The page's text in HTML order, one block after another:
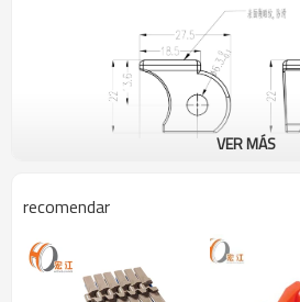
VER MÁS
recomendar